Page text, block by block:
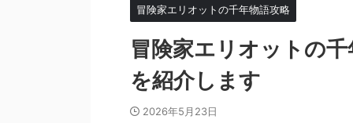
冒険家エリオットの千年物語攻略
冒険家エリオットの
を紹介します
2026年5月23日